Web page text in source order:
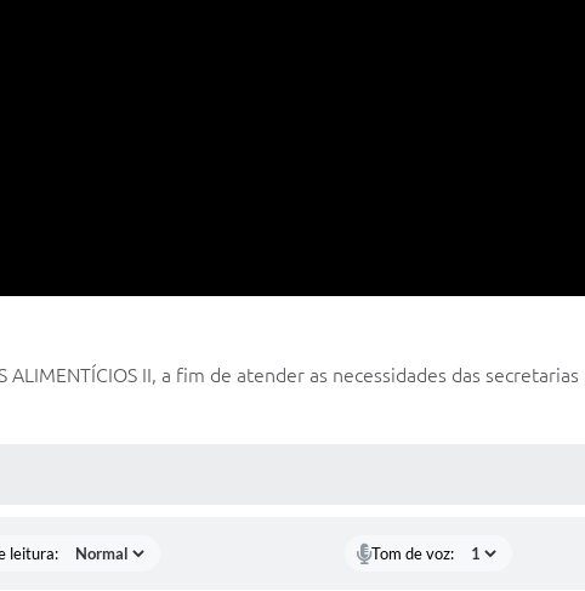
ALIMENTÍCIOS II, a fim de atender as necessidades das secretarias
leitura: Tom de voz: